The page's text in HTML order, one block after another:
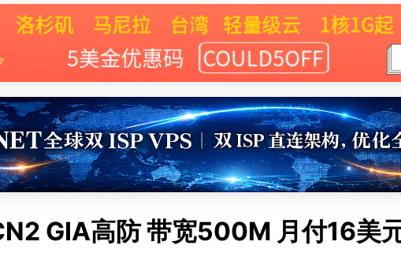
GIA高防 带宽500M 月付16美